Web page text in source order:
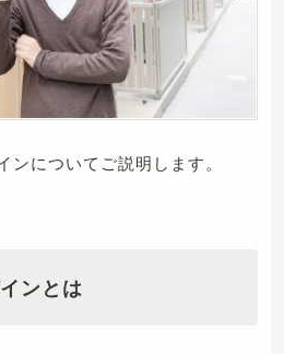
ンについてご説明します。
ンとは